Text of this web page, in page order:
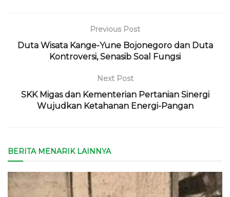
Previous Post
Duta Wisata Kange-Yune Bojonegoro dan Duta
Kontroversi, Senasib Soal Fungsi
Next Post
SKK Migas dan Kementerian Pertanian Sinergi
Wujudkan Ketahanan Energi-Pangan
BERITA MENARIK LAINNYA